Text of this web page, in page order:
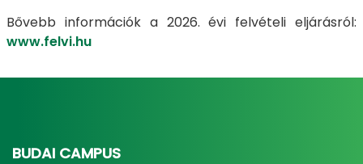
Bővebb információk a 2026. évi felvételi eljárásról:
www.felvi.hu
BUDAI CAMPUS